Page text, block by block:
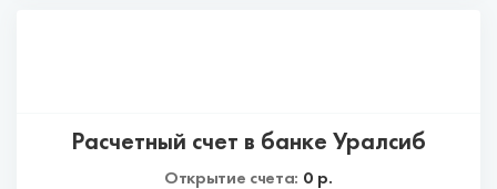
Расчетный счет в банке Уралсиб
Открытие счета: 0 р.